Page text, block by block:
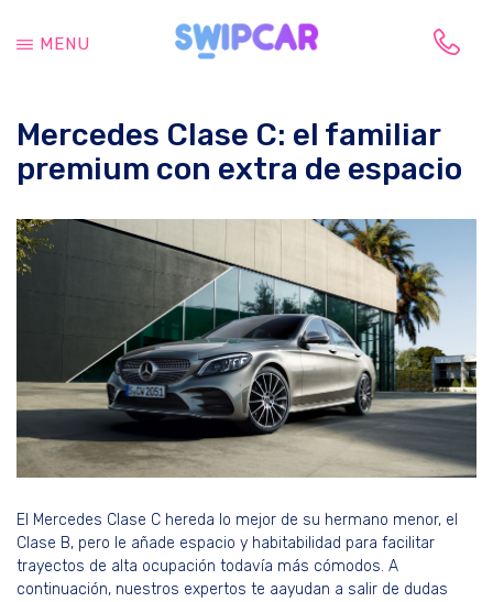
principal
cambia,
tu
coche
MENU
Mercedes Clase C: el familiar
premium con extra de espacio
El Mercedes Clase C hereda lo mejor de su hermano menor, el
Clase B, pero le añade espacio y habitabilidad para facilitar
trayectos de alta ocupación todavía más cómodos. A
continuación, nuestros expertos te aayudan a salir de dudas